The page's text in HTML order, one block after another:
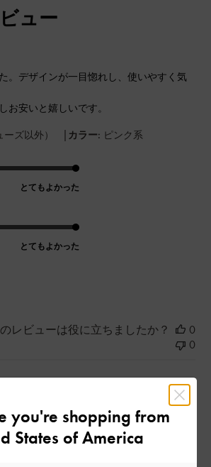
ュー
。デザインが一目惚れし、使いやすく気
お安いと嬉しいです。
ズ以外） | カラー: ピンク系
とてもよかった
とてもよかった
レビューは役に立ちましたか？
0
0
2023-06-26
you're shopping from
States of America